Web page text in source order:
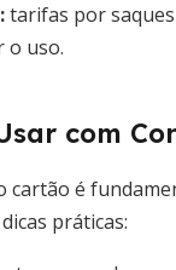
tarifas por
o uso.
com
cartão é
práticas: